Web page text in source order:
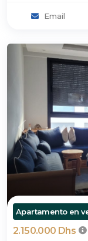
Email
Apartamento en
2.150.000 Dhs